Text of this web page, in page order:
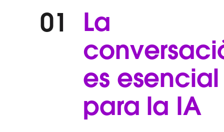
01
La
es esencial
para la IA